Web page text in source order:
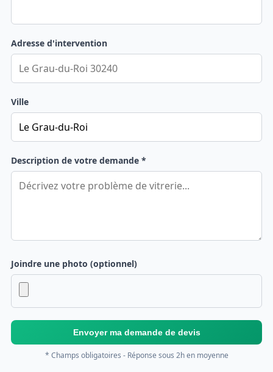
Adresse d'intervention
Ville
Description de votre demande *
Joindre une photo (optionnel)
Envoyer ma demande de devis
* Champs obligatoires - Réponse sous 2h en moyenne